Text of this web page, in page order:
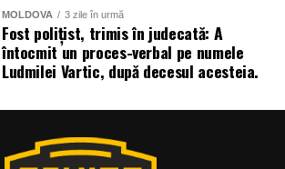
MOLDOVA 3 zile în urmă
Fost polițist, trimis în judecată: A
întocmit un proces-verbal pe numele
Ludmilei Vartic, după decesul acesteia.